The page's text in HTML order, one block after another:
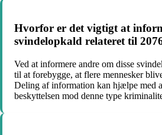
Hvorfor er det vigtigt at
svindelopkald relateret til
Ved at informere andre om disse
til at forebygge, at flere mennesker
Deling af information kan hjælpe med
beskyttelsen mod denne type